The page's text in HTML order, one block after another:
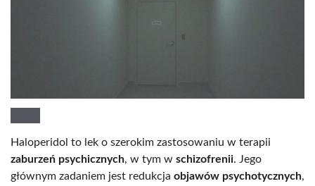
Haloperidol to lek o szerokim zastosowaniu w terapii
zaburzeń psychicznych, w tym w schizofrenii. Jego
głównym zadaniem jest redukcja objawów psychotycznych,